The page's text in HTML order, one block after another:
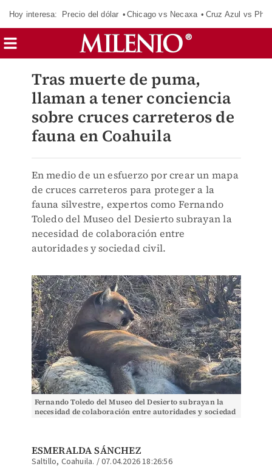
Hoy interesa: Precio del dólar Chicago vs Necaxa Cruz Azul vs
Tras muerte de puma,
llaman a tener conciencia
sobre cruces carreteros de
fauna en Coahuila
En medio de un esfuerzo por crear un mapa
de cruces carreteros para proteger a la
fauna silvestre, expertos como Fernando
Toledo del Museo del Desierto subrayan la
necesidad de colaboración entre
autoridades y sociedad civil.
Fernando Toledo del Museo del Desierto subrayan la
necesidad de colaboración entre autoridades y sociedad
ESMERALDA SÁNCHEZ
Saltillo, Coahuila. /07.04.2026 18:26:56